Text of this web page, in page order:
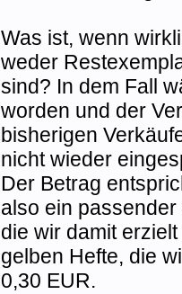
Was ist, wenn
weder
sind? In dem Fall
worden und der
bisherigen
nicht wieder
Der Betrag
also ein
die wir damit
gelben Hefte, die
0,30 EUR.